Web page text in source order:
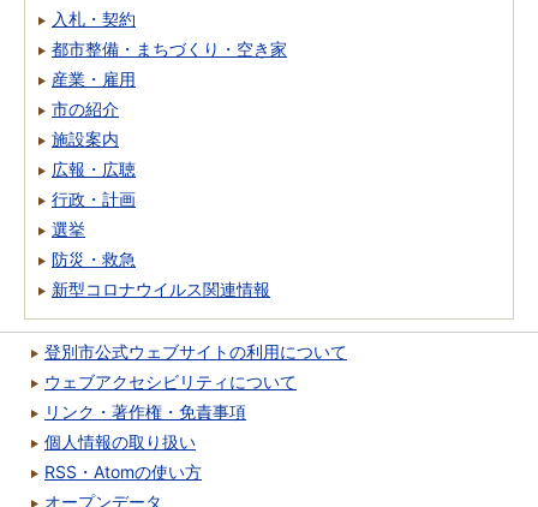
入札・契約
都市整備・まちづくり・空き家
産業・雇用
市の紹介
施設案内
広報・広聴
行政・計画
選挙
防災・救急
新型コロナウイルス関連情報
登別市公式ウェブサイトの利用について
ウェブアクセシビリティについて
リンク・著作権・免責事項
個人情報の取り扱い
RSS・Atomの使い方
オープンデータ